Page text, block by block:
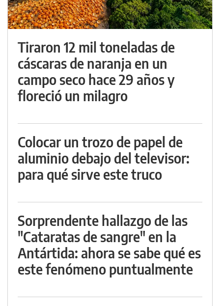
Tiraron 12 mil toneladas de
cáscaras de naranja en un
campo seco hace 29 años y
floreció un milagro
Colocar un trozo de papel de
aluminio debajo del televisor:
para qué sirve este truco
Sorprendente hallazgo de las
"Cataratas de sangre" en la
Antártida: ahora se sabe qué es
este fenómeno puntualmente